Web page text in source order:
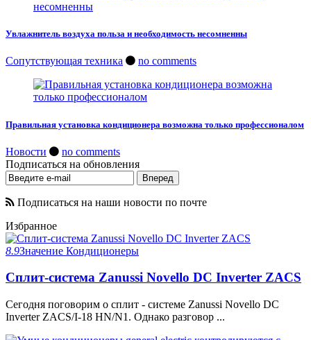
Увлажнитель воздуха польза и необходимость несомненны
Сопутствующая техника no comments
Правильная установка кондиционера возможна только профессионалом
Новости
no comments
Подписаться на обновления
Подписаться на наши новости по почте
Избранное
8.9Значение Кондиционеры
Сплит-система Zanussi Novello DC Inverter ZACS
Сегодня поговорим о сплит - системе Zanussi Novello DC
Inverter ZACS/I-18 HN/N1. Однако разговор ...